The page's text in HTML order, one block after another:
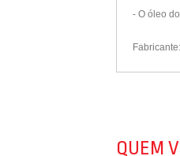
- O óleo
QUEM